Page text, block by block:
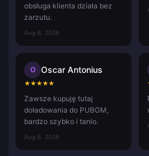
obsługa klienta działa bez
zarzutu.
Aug 6, 2026
O Oscar Antonius
★★★★★
Zawsze kupuję tutaj
doładowania do PUBGM,
bardzo szybko i tanio.
Aug 6, 2026